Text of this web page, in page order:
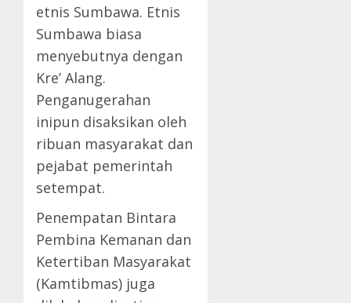
etnis Sumbawa. Etnis
Sumbawa biasa
menyebutnya dengan
Kre’ Alang.
Penganugerahan
inipun disaksikan oleh
ribuan masyarakat dan
pejabat pemerintah
setempat.
Penempatan Bintara
Pembina Kemanan dan
Ketertiban Masyarakat
(Kamtibmas) juga